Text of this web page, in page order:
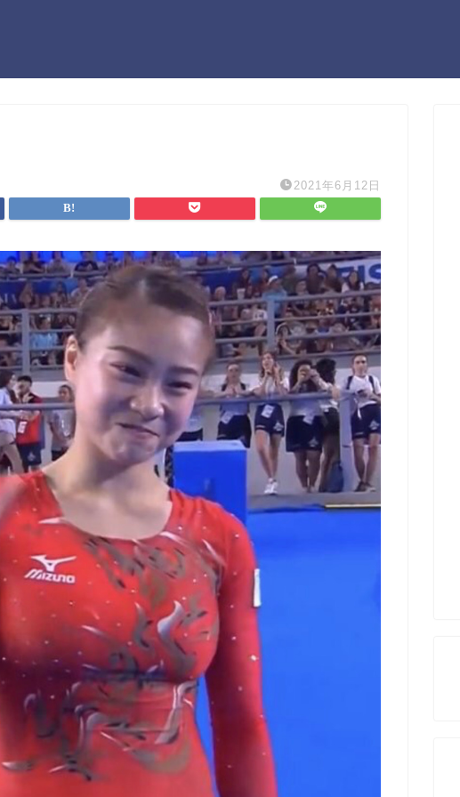
2021年6月12日